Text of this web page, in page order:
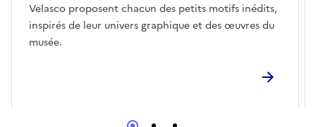
Velasco proposent chacun des petits motifs inédits,
inspirés de leur univers graphique et des œuvres du
musée.